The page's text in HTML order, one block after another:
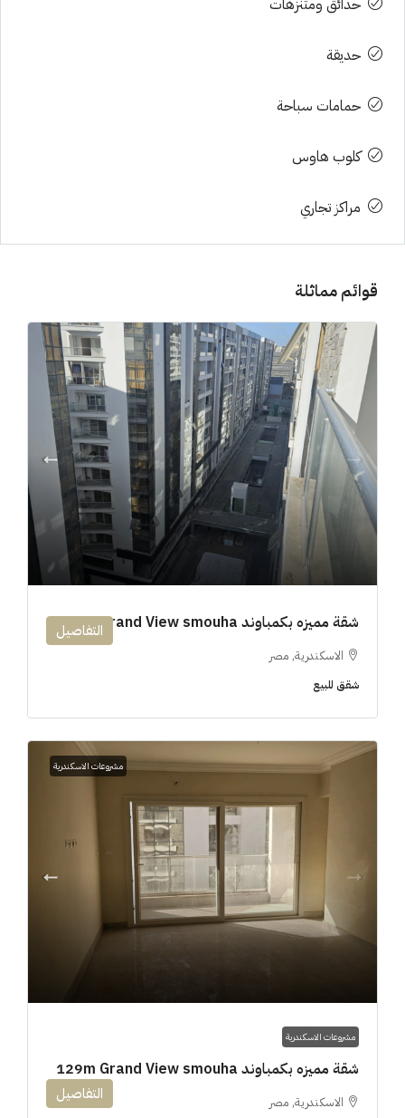
حدائق ومتنزهات
حديقة
حمامات سباحة
كلوب هاوس
مراكز تجاري
قوائم مماثلة
شقة مميزه بكمباوند 194m Grand View smouha
الاسكندرية, مصر
شقق للبيع
التفاصيل
مشروعات الاسكندرية
مشروعات الاسكندرية
شقة مميزه بكمباوند 129m Grand View smouha
الاسكندرية, مصر التفاصيل